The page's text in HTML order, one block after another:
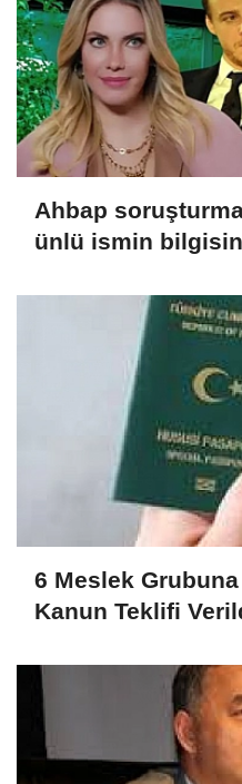
Ahbap
ünlü ismin
6 Meslek
Kanun Teklifi